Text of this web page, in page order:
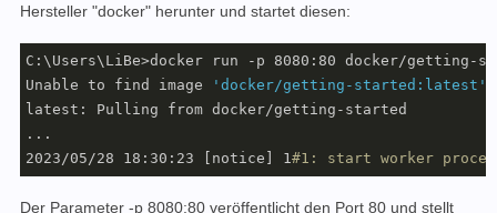
Hersteller "docker" herunter und startet diesen:
C:\Users\LiBe>docker run -p 8080:80 docker/getting-
Unable to find image
'docker/getting-started:latest'
latest: Pulling from docker/getting-started
...
2023/05/28 18:30:23 [notice] 1 #1: start worker
Der Parameter -p 8080:80 veröffentlicht den Port 80 und stellt